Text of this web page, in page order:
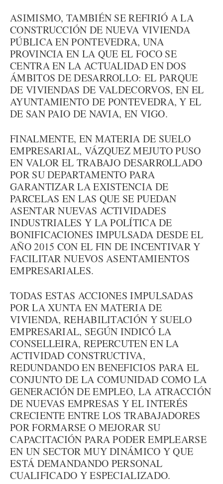
ASIMISMO, TAMBIÉN SE REFIRIÓ A LA
CONSTRUCCIÓN DE NUEVA VIVIENDA
PÚBLICA EN PONTEVEDRA, UNA
PROVINCIA EN LA QUE EL FOCO SE
CENTRA EN LA ACTUALIDAD EN DOS
ÁMBITOS DE DESARROLLO: EL PARQUE
DE VIVIENDAS DE VALDECORVOS, EN EL
AYUNTAMIENTO DE PONTEVEDRA, Y EL
DE SAN PAIO DE NAVIA, EN VIGO.
FINALMENTE, EN MATERIA DE SUELO
EMPRESARIAL, VÁZQUEZ MEJUTO PUSO
EN VALOR EL TRABAJO DESARROLLADO
POR SU DEPARTAMENTO PARA
GARANTIZAR LA EXISTENCIA DE
PARCELAS EN LAS QUE SE PUEDAN
ASENTAR NUEVAS ACTIVIDADES
INDUSTRIALES Y LA POLÍTICA DE
BONIFICACIONES IMPULSADA DESDE EL
AÑO 2015 CON EL FIN DE INCENTIVAR Y
FACILITAR NUEVOS ASENTAMIENTOS
EMPRESARIALES.
TODAS ESTAS ACCIONES IMPULSADAS
POR LA XUNTA EN MATERIA DE
VIVIENDA, REHABILITACIÓN Y SUELO
EMPRESARIAL, SEGÚN INDICÓ LA
CONSELLEIRA, REPERCUTEN EN LA
ACTIVIDAD CONSTRUCTIVA,
REDUNDANDO EN BENEFICIOS PARA EL
CONJUNTO DE LA COMUNIDAD COMO LA
GENERACIÓN DE EMPLEO, LA ATRACCIÓN
DE NUEVAS EMPRESAS Y EL INTERÉS
CRECIENTE ENTRE LOS TRABAJADORES
POR FORMARSE O MEJORAR SU
CAPACITACIÓN PARA PODER EMPLEARSE
EN UN SECTOR MUY DINÁMICO Y QUE
ESTÁ DEMANDANDO PERSONAL
CUALIFICADO Y ESPECIALIZADO.